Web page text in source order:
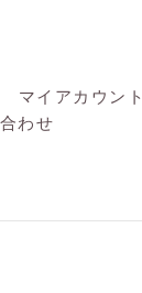
マイアカウント
わせ